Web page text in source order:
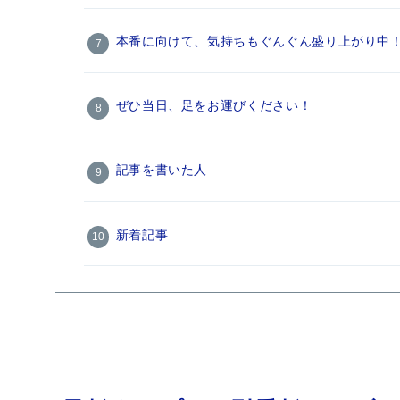
本番に向けて、気持ちもぐんぐん盛り上がり中
ぜひ当日、足をお運びください！
記事を書いた人
新着記事